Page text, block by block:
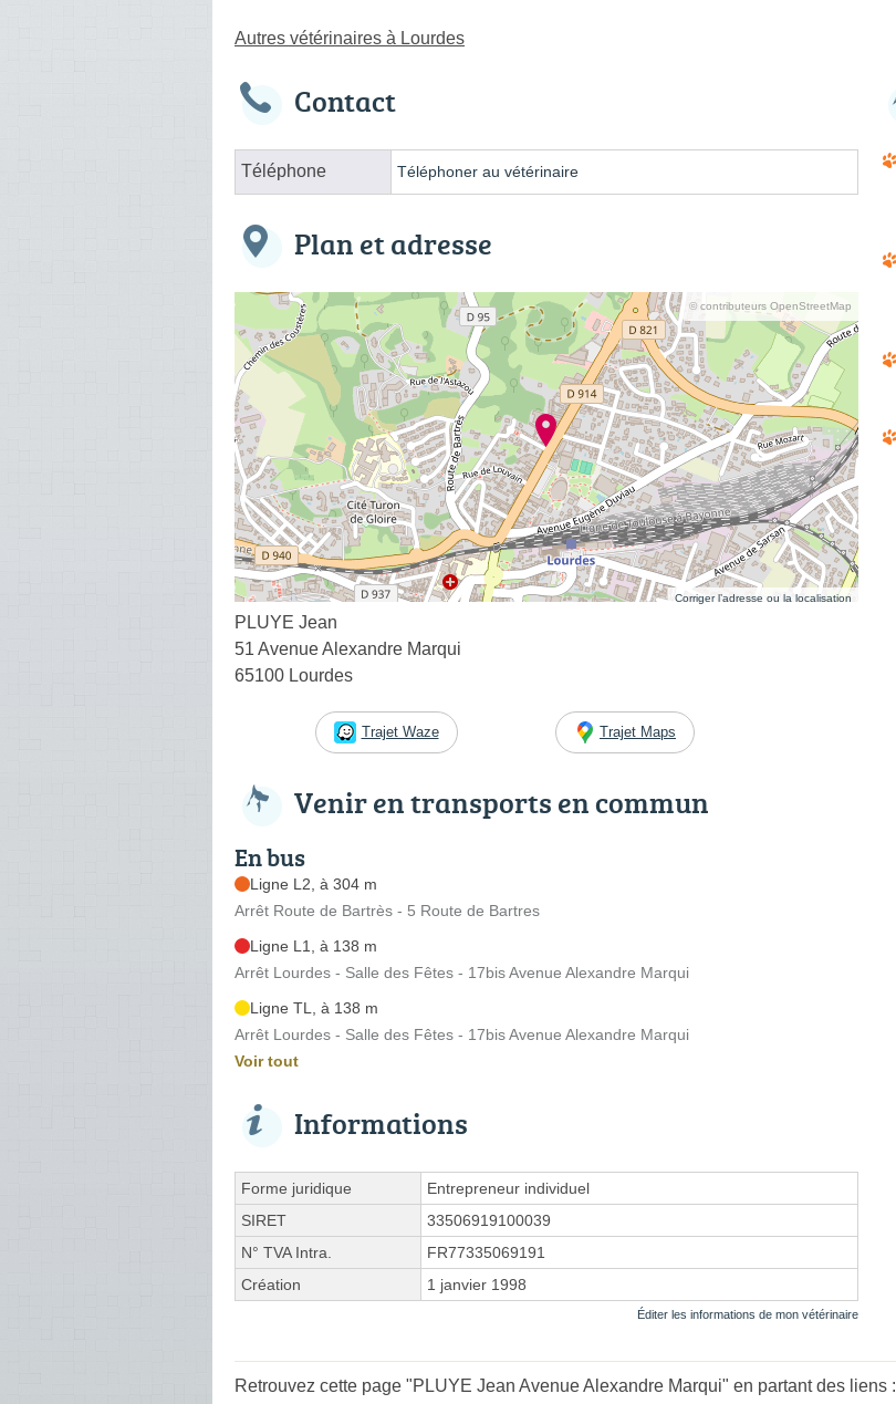
Autres vétérinaires à Lourdes
Contact
Téléphone Téléphoner au vétérinaire
Plan et adresse
© contributeurs OpenStreetMap
Corriger l’adresse ou la localisation
PLUYE Jean
51 Avenue Alexandre Marqui
65100 Lourdes
Trajet Waze Trajet Maps
Venir en transports en commun
En bus
Ligne L2, à 304 m
Arrêt Route de Bartrès - 5 Route de Bartres
Ligne L1, à 138 m
Arrêt Lourdes - Salle des Fêtes - 17bis Avenue Alexandre Marqui
Ligne TL, à 138 m
Arrêt Lourdes - Salle des Fêtes - 17bis Avenue Alexandre Marqui
Voir tout
Informations
Forme juridique
Entrepreneur individuel
SIRET
33506919100039
N° TVA Intra.
FR77335069191
Création
1 janvier 1998
Éditer les informations de mon vétérinaire
Retrouvez cette page "PLUYE Jean Avenue Alexandre Marqui" en partant des liens :